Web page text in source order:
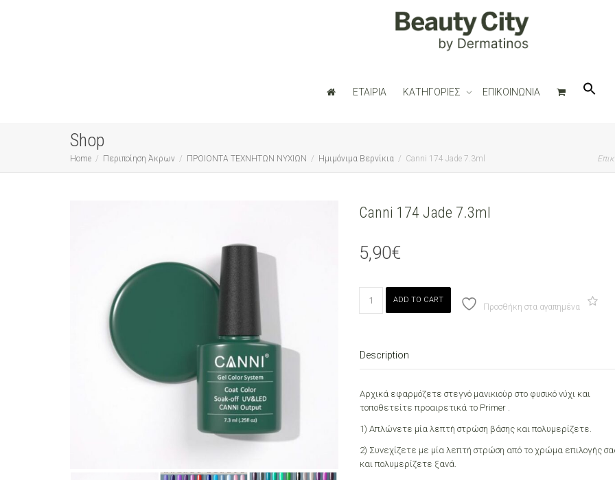
ΕΤΑΙΡΙΑ ΚΑΤΗΓΟΡΙΕΣ ΕΠΙΚΟΙΝΩΝΙΑ
Shop
Home Περιποίηση Άκρων ΠΡΟΙΟΝΤΑ ΤΕΧΝΗΤΩΝ ΝΥΧΙΩΝ Ημιμόνιμα Βερνίκια Canni 174 Jade 7.3ml
Canni 174 Jade 7.3ml
5,90€
174
ADD TO CART
Προσθήκη στα αγαπημένα
Description
Αρχικά εφαρμόζετε στεγνό μανικιούρ στο φυσικό νύχι και
τοποθετείτε προαιρετικά το Primer .
1) Απλώνετε μία λεπτή στρώση βάσης και πολυμερίζετε.
2) Συνεχίζετε με μία λεπτή στρώση από το χρώμα επιλογής
και πολυμερίζετε ξανά.